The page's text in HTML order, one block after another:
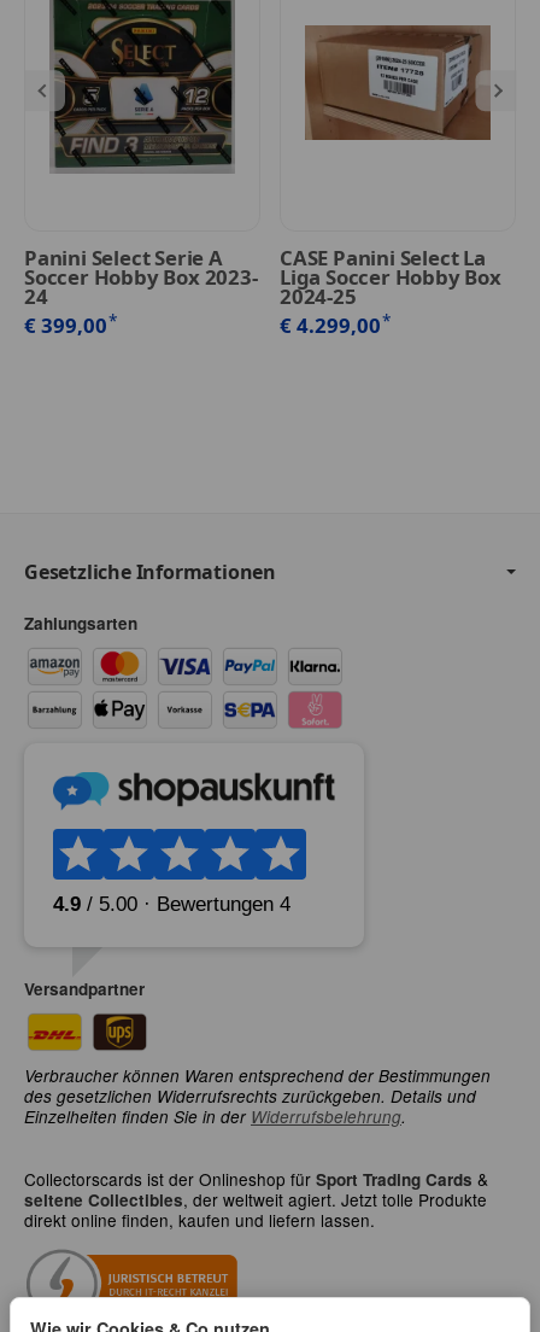
Panini Select Serie A
Soccer Hobby Box 2023-
24
€ 399,00*
CASE Panini Select La
Liga Soccer Hobby Box
2024-25
€ 4.299,00*
Gesetzliche Informationen
Zahlungsarten
Versandpartner
Verbraucher können Waren entsprechend der Bestimmungen
des gesetzlichen Widerrufsrechts zurückgeben. Details und
Einzelheiten finden Sie in der Widerrufsbelehrung.
Collectorscards ist der Onlineshop für Sport Trading Cards &
seltene Collectibles, der weltweit agiert. Jetzt tolle Produkte
direkt online finden, kaufen und liefern lassen.